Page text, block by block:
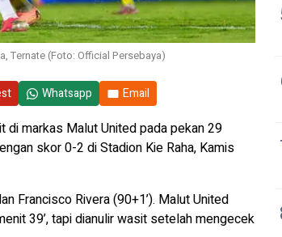
Ternate (Foto: Official Persebaya)
Whatsapp Email
di markas Malut United pada pekan 29
skor 0-2 di Stadion Kie Raha, Kamis
Francisco Rivera (90+1’). Malut United
39’, tapi dianulir wasit setelah mengecek